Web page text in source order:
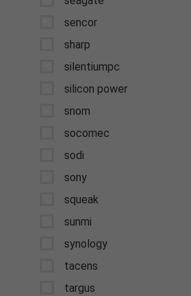
sencor
sharp
silentiumpc
silicon power
snom
socomec
sodi
sony
squeak
sunmi
synology
tacens
targus